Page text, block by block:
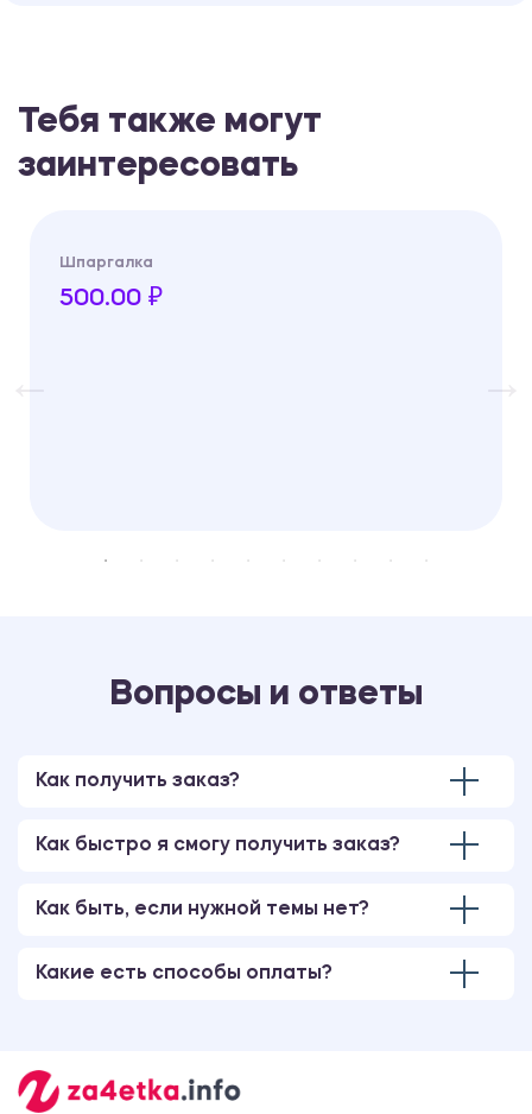
Тебя также могут
заинтересовать
Шпаргалка
500.00 ₽
Вопросы и ответы
Как получить заказ?
Как быстро я смогу получить заказ?
Как быть, если нужной темы нет?
Какие есть способы оплаты?